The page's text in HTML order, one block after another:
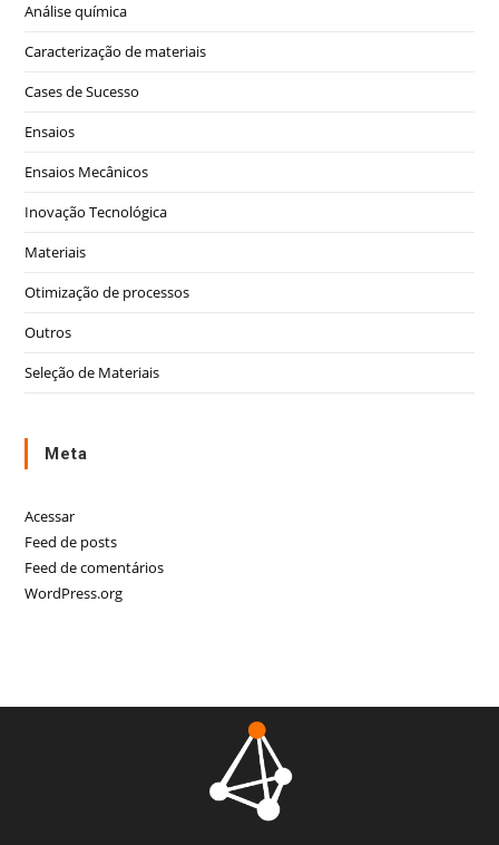
Análise química
Caracterização de materiais
Cases de Sucesso
Ensaios
Ensaios Mecânicos
Inovação Tecnológica
Materiais
Otimização de processos
Outros
Seleção de Materiais
Meta
Acessar
Feed de posts
Feed de comentários
WordPress.org